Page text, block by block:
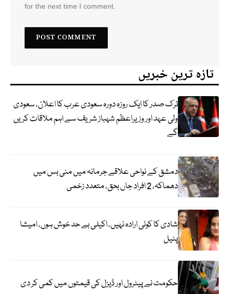
for the next time I comment.
تازہ ترین خبریں
ترک صدر کا ایک روزہ دورہ سعودی عرب کا اعلان، سعودی
ولی عہد اور وزیراعظم شہباز شریف سے اہم ملاقات کریں
گے
دمشق کے نواحی علاقے جرمانہ میں منی بس میں
دھماکہ، 2 افراد جاں بحق، متعدد زخمی
شادی کا کوئی ارادہ نہیں، اکیلی بے حد خوش ہوں، امیشا
پٹیل
حکومت نے پیٹرول اور ڈیزل کی قیمتوں میں کمی کر دی